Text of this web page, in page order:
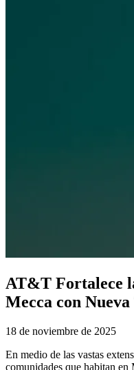
AT&T Fortalece
Mecca con Nueva
18 de noviembre de 2025
En medio de las vastas
comunidades que habitan